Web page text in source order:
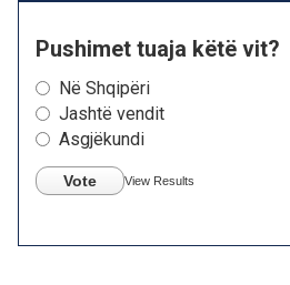
Pushimet tuaja këtë vit?
Në Shqipëri
Jashtë vendit
Asgjëkundi
Vote View Results